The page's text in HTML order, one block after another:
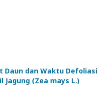
Daun dan Waktu Defoliasi
Jagung (Zea mays L.)